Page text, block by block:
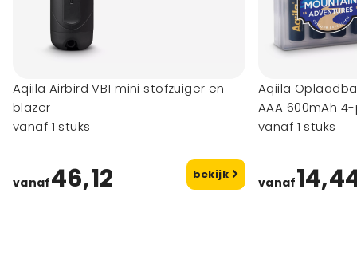
Aqiila Airbird VB1 mini stofzuiger en
blazer
vanaf 1 stuks
vanaf46,12 bekijk
Aqiila
AAA 600mAh
vanaf 1 stuks
vanaf